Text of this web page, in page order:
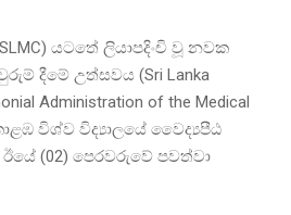
යටතේ ලියාපදිංචි වූ නවක
දීමේ උත්සවය (Sri Lanka
Administration of the Medical
විශ්ව විද්‍යාලයේ වෛද්‍යපීඨ
ඊයේ (02) පෙරවරුවේ පවත්වා